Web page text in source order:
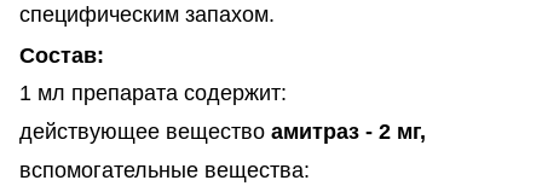
специфическим запахом.
Состав:
1 мл препарата содержит:
действующее вещество амитраз - 2 мг,
вспомогательные вещества: